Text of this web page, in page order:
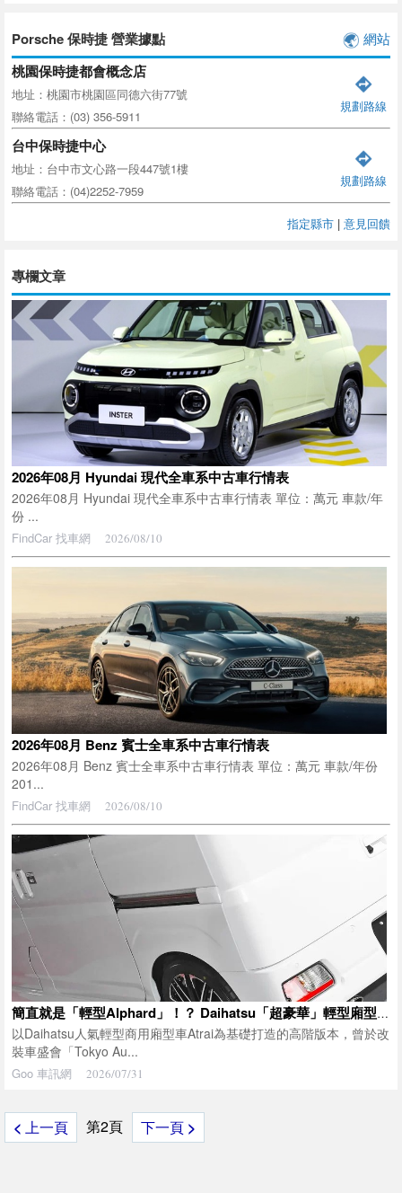
Porsche 保時捷 營業據點 網站
桃園保時捷都會概念店
地址：桃園市桃園區同德六街77號
聯絡電話：(03) 356-5911
規劃路線
台中保時捷中心
地址：台中市文心路一段447號1樓
聯絡電話：(04)2252-7959
規劃路線
指定縣市 | 意見回饋
專欄文章
2026年08月 Hyundai 現代全車系中古車行情表
2026年08月 Hyundai 現代全車系中古車行情表 單位：萬元 車款/年
份 ...
FindCar 找車網 2026/08/10
2026年08月 Benz 賓士全車系中古車行情表
2026年08月 Benz 賓士全車系中古車行情表 單位：萬元 車款/年份
201...
FindCar 找車網 2026/08/10
簡直就是「輕型Alphard」！？ Daihatsu「超豪華」輕型廂型車備受矚目！ 「黑化×鍍鉻」霸氣水箱護罩＋低趴車身，氣勢十足！ 質感爆棚的方正造型也超帥！ 讓人期待的霸氣車型「Atrai Premium ver.」！
以Daihatsu人氣輕型商用廂型車Atrai為基礎打造的高階版本，曾於改
裝車盛會「Tokyo Au...
Goo 車訊網 2026/07/31
< 上一頁 第2頁 下一頁 >